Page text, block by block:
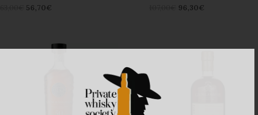
56,70€ 96,30€